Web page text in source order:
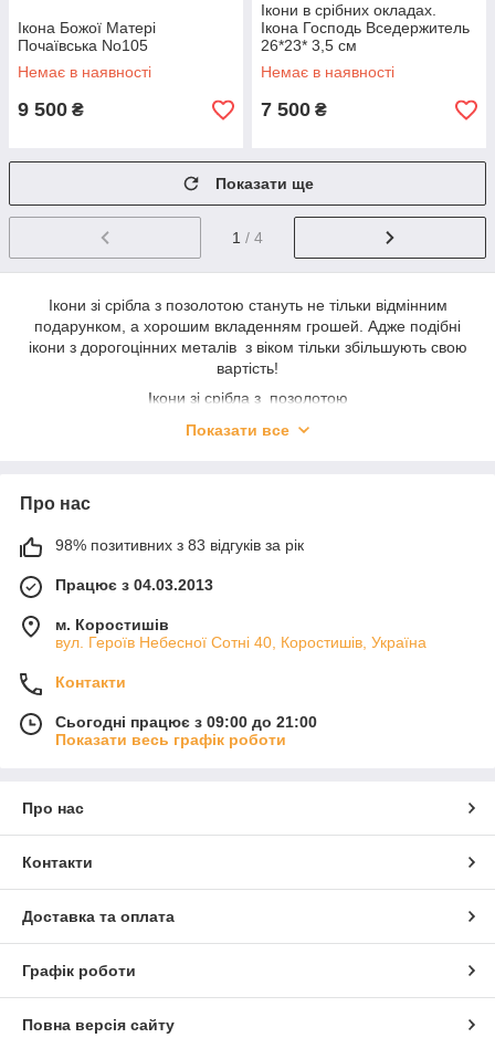
Ікона Божої Матері
Почаївська No105
Немає в наявності
9 500 ₴
Ікони в срібних окладах.
Ікона Господь Вседержитель
26*23* 3,5 cм
Немає в наявності
7 500 ₴
Показати ще
1 / 4
Ікони зі срібла з позолотою стануть не тільки відмінним
подарунком, а хорошим вкладенням грошей. Адже подібні
ікони з дорогоцінних металів з віком тільки збільшують свою
вартість!
Ікони зі срібла з позолотою
Технологія гальванопластики.
Показати все
Про нас
98% позитивних з 83 відгуків за рік
Працює з 04.03.2013
м. Коростишів
вул. Героїв Небесної Сотні 40, Коростишів, Україна
Контакти
Сьогодні працює з 09:00 до 21:00
Показати весь графік роботи
Про нас
Контакти
Доставка та оплата
Графік роботи
Повна версія сайту